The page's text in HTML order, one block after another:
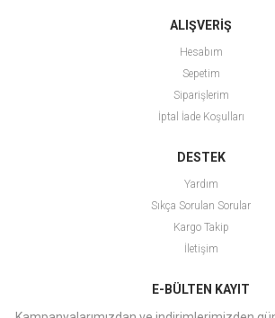
ALIŞVERİŞ
Hesabım
Sepetim
Siparişlerim
İptal İade Koşulları
DESTEK
Yardım
Sıkça Sorulan Sorular
Kargo Takip
İletişim
E-BÜLTEN KAYIT